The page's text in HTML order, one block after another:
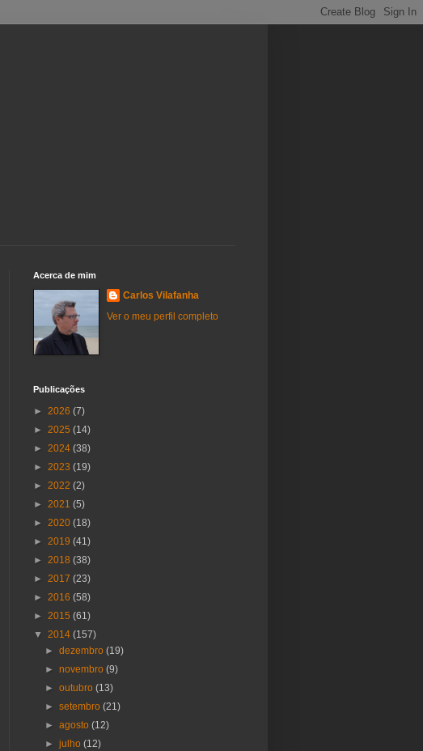
Acerca de mim
Carlos Vilafanha
Ver o meu perfil completo
Publicações
► 2026 (7)
► 2025 (14)
► 2024 (38)
► 2023 (19)
► 2022 (2)
► 2021 (5)
► 2020 (18)
► 2019 (41)
► 2018 (38)
► 2017 (23)
► 2016 (58)
► 2015 (61)
▼ 2014 (157)
►dezembro(19)
►novembro(9)
►outubro(13)
►setembro(21)
►agosto(12)
►julho(12)